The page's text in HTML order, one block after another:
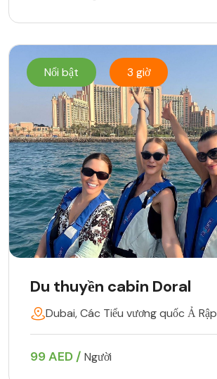
Nổi bật 3 giờ
Du thuyền cabin Doral
Dubai, Các Tiểu vương quốc Ả Rập
99 AED / Người